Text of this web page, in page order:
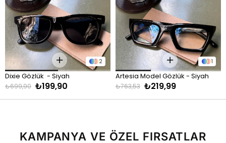
KİLO BEDEN
60 - 74 kg S
75 - 84 kg M
85 - 89 kg L
90 - 110 kg XL
2
Dixie Gözlük  - Siyah
₺199,90
₺699,90
1
Artesia Model Gözlük - Siyah
₺219,99
₺763,53
KAMPANYA VE ÖZEL FIRSATLAR